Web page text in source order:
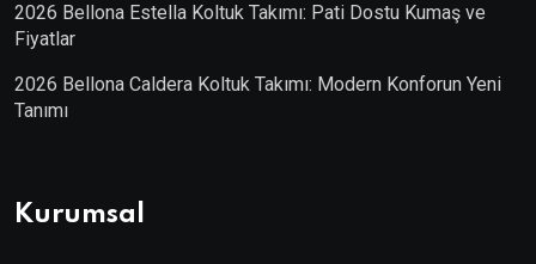
2026 Bellona Estella Koltuk Takımı: Pati Dostu Kumaş ve
Fiyatlar
2026 Bellona Caldera Koltuk Takımı: Modern Konforun Yeni
Tanımı
Kurumsal